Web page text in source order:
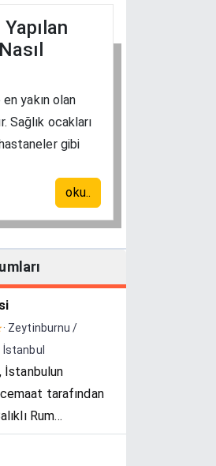
yakın olan
Sağlık ocakları
gibi
oku..
· Zeytinburnu /
İstanbul
İstanbulun
tarafından
Rum
yönetilir.